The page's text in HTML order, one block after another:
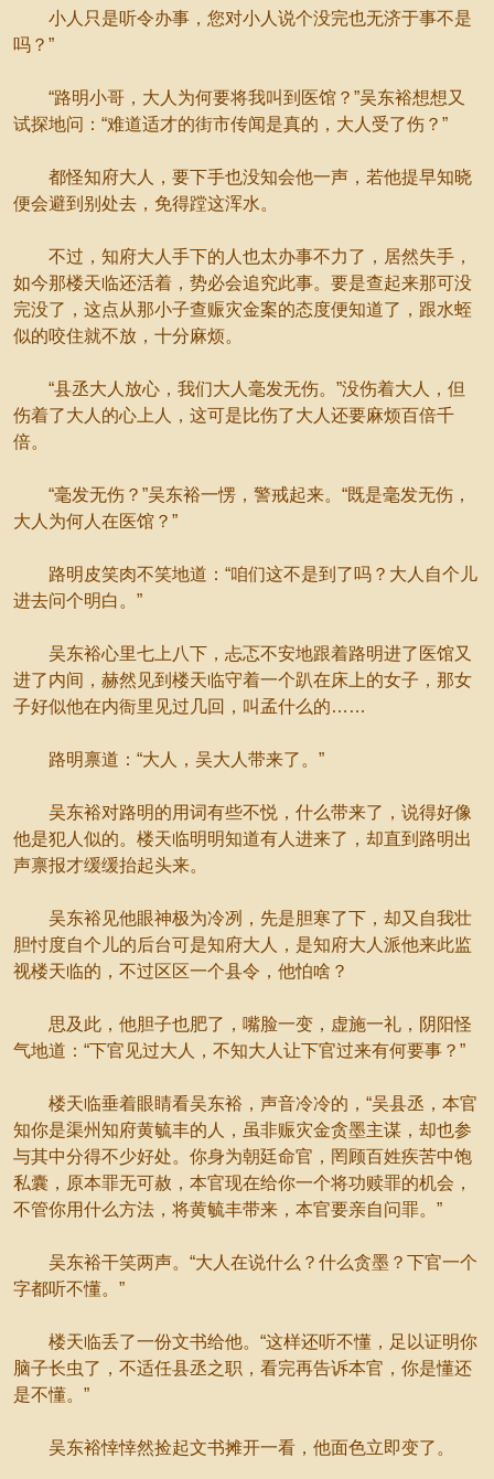
小人只是听令办事，您对小人说个没完也无济于事不是
吗？”
“路明小哥，大人为何要将我叫到医馆？”吴东裕想想又
试探地问：“难道适才的街市传闻是真的，大人受了伤？”
都怪知府大人，要下手也没知会他一声，若他提早知晓
便会避到别处去，免得蹚这浑水。
不过，知府大人手下的人也太办事不力了，居然失手，
如今那楼天临还活着，势必会追究此事。要是查起来那可没
完没了，这点从那小子查赈灾金案的态度便知道了，跟水蛭
似的咬住就不放，十分麻烦。
“县丞大人放心，我们大人毫发无伤。”没伤着大人，但
伤着了大人的心上人，这可是比伤了大人还要麻烦百倍千
倍。
“毫发无伤？”吴东裕一愣，警戒起来。“既是毫发无伤，
大人为何人在医馆？”
路明皮笑肉不笑地道：“咱们这不是到了吗？大人自个儿
进去问个明白。”
吴东裕心里七上八下，忐忑不安地跟着路明进了医馆又
进了内间，赫然见到楼天临守着一个趴在床上的女子，那女
子好似他在内衙里见过几回，叫孟什么的……
路明禀道：“大人，吴大人带来了。”
吴东裕对路明的用词有些不悦，什么带来了，说得好像
他是犯人似的。楼天临明明知道有人进来了，却直到路明出
声禀报才缓缓抬起头来。
吴东裕见他眼神极为冷冽，先是胆寒了下，却又自我壮
胆忖度自个儿的后台可是知府大人，是知府大人派他来此监
视楼天临的，不过区区一个县令，他怕啥？
思及此，他胆子也肥了，嘴脸一变，虚施一礼，阴阳怪
气地道：“下官见过大人，不知大人让下官过来有何要事？”
楼天临垂着眼睛看吴东裕，声音冷冷的，“吴县丞，本官
知你是渠州知府黄毓丰的人，虽非赈灾金贪墨主谋，却也参
与其中分得不少好处。你身为朝廷命官，罔顾百姓疾苦中饱
私囊，原本罪无可赦，本官现在给你一个将功赎罪的机会，
不管你用什么方法，将黄毓丰带来，本官要亲自问罪。”
吴东裕干笑两声。“大人在说什么？什么贪墨？下官一个
字都听不懂。”
楼天临丢了一份文书给他。“这样还听不懂，足以证明你
脑子长虫了，不适任县丞之职，看完再告诉本官，你是懂还
是不懂。”
吴东裕悻悻然捡起文书摊开一看，他面色立即变了。